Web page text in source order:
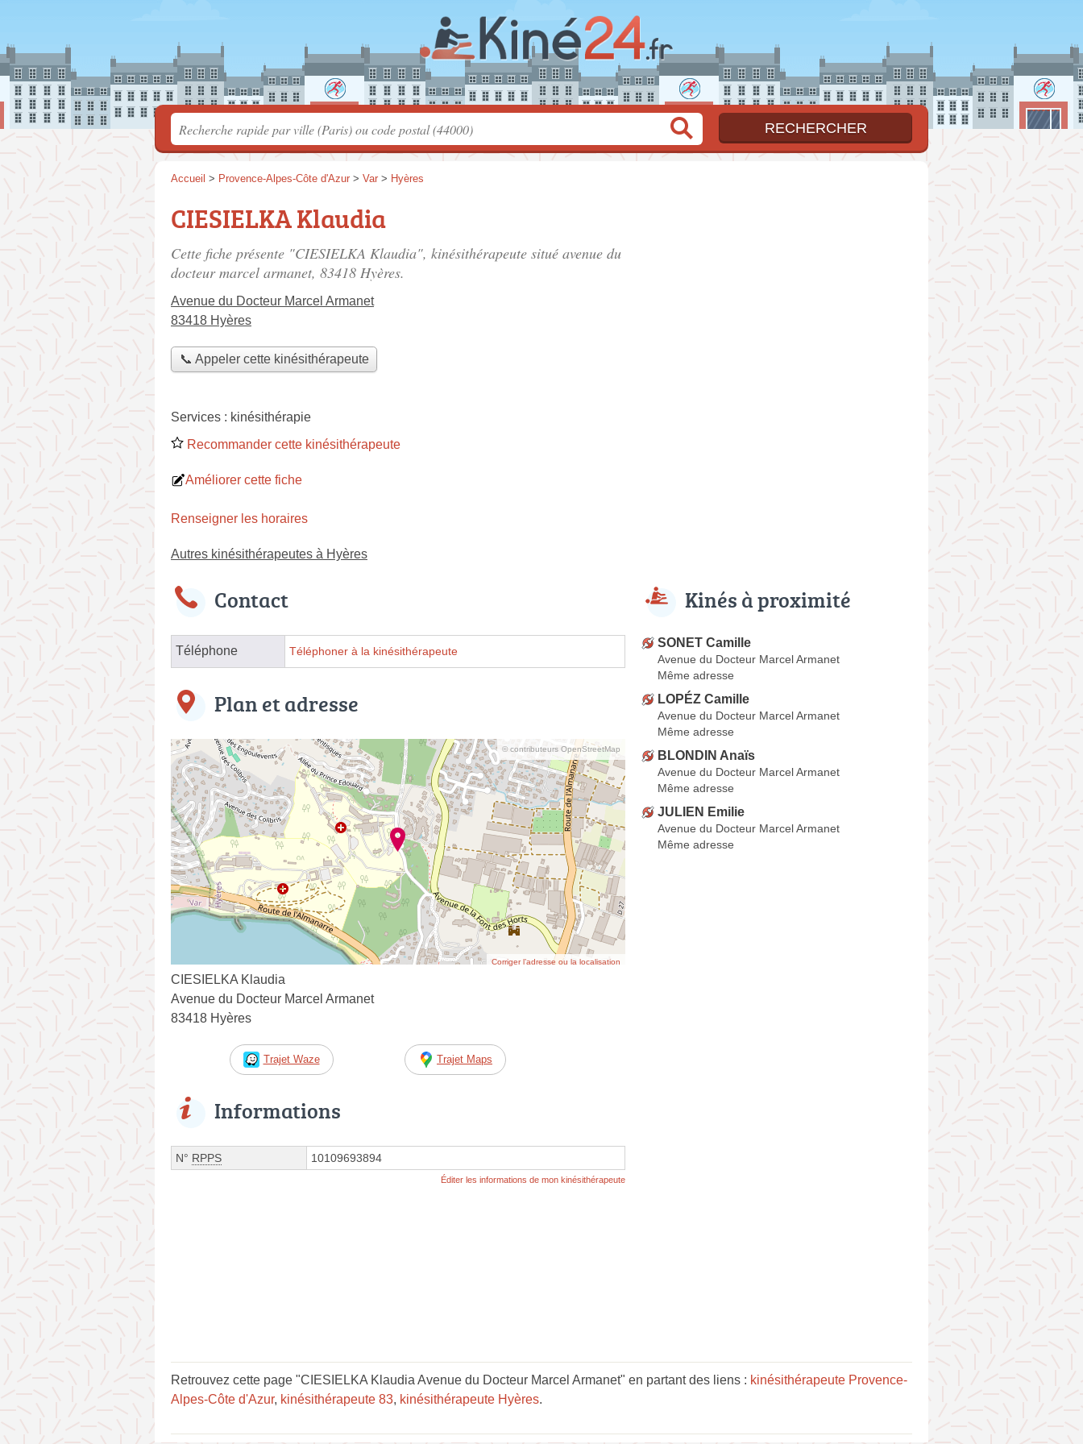
Accueil > Provence-Alpes-Côte d'Azur > Var > Hyères
CIESIELKA Klaudia
Cette fiche présente "CIESIELKA Klaudia", kinésithérapeute situé avenue du
docteur marcel armanet, 83418 Hyères.
Avenue du Docteur Marcel Armanet
83418 Hyères
📞 Appeler cette kinésithérapeute
Services : kinésithérapie
Recommander cette kinésithérapeute
Améliorer cette fiche
Renseigner les horaires
Autres kinésithérapeutes à Hyères
Contact
Téléphone Téléphoner à la kinésithérapeute
Plan et adresse
© contributeurs OpenStreetMap
Corriger l’adresse ou la localisation
CIESIELKA Klaudia
Avenue du Docteur Marcel Armanet
83418 Hyères
Trajet Waze Trajet Maps
Informations
N° RPPS 10109693894
Éditer les informations de mon kinésithérapeute
Kinés à proximité
SONET Camille
Avenue du Docteur Marcel Armanet
Même adresse
LOPÉZ Camille
Avenue du Docteur Marcel Armanet
Même adresse
BLONDIN Anaïs
Avenue du Docteur Marcel Armanet
Même adresse
JULIEN Emilie
Avenue du Docteur Marcel Armanet
Même adresse
Retrouvez cette page "CIESIELKA Klaudia Avenue du Docteur Marcel Armanet" en partant des liens : kinésithérapeute Provence-
Alpes-Côte d'Azur, kinésithérapeute 83, kinésithérapeute Hyères.